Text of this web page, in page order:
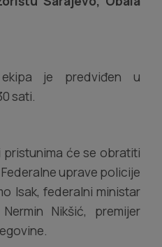
ekipa je predviđen u
sati.
će se obratiti
uprave policije
Isak, federalni ministar
Nikšić, premijer